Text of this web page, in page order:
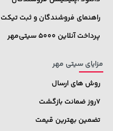
راهنمای فروشندگان و ثبت تیکت
پرداخت آنلاین 5000 سیتی‌مهر
مزایای سیتی مهر
روش های ارسال
7روز ضمانت بازگشت
تضمین بهترین قیمت